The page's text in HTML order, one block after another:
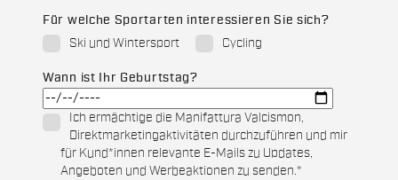
Für welche Sportarten interessieren Sie sich?
Ski und Wintersport
Cycling
Wann ist Ihr Geburtstag?
Ich ermächtige die Manifattura Valcismon,
Direktmarketingaktivitäten durchzuführen und mir
für Kund*innen relevante E-Mails zu Updates,
Angeboten und Werbeaktionen zu senden.*